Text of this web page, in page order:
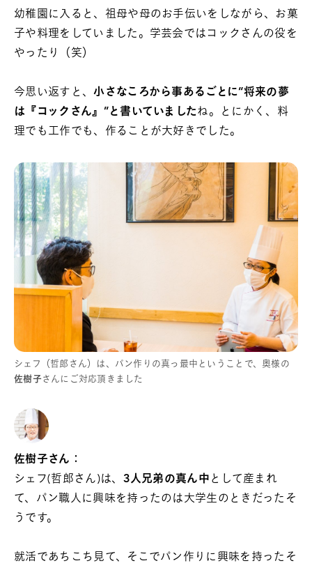
幼稚園に入ると、祖母や母のお手伝いをしながら、お菓
子や料理をしていました。学芸会ではコックさんの役を
やったり（笑）
今思い返すと、小さなころから事あるごとに“将来の夢
は『コックさん』”と書いていましたね。とにかく、料
理でも工作でも、作ることが大好きでした。
シェフ（哲郎さん）は、パン作りの真っ最中ということで、奥様の
佐樹子さんにご対応頂きました
佐樹子さん：
シェフ(哲郎さん)は、 3人兄弟の真ん中 として産まれ
て、パン職人に興味を持ったのは大学生のときだったそ
うです。
就活であちこち見て、そこでパン作りに興味を持ったそ